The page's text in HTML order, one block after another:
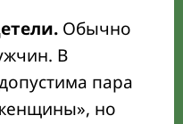
Обычно
В
пара
но